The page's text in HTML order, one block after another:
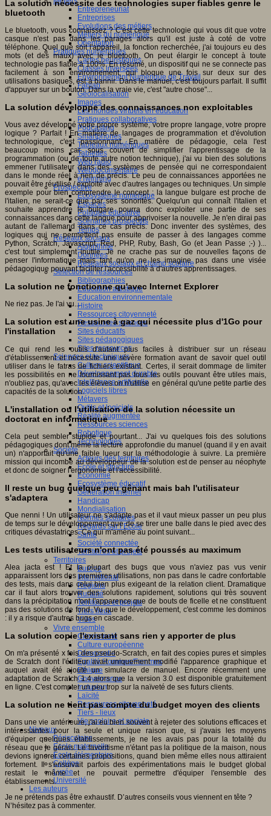
Entrepreneuriat
Entreprises
Evolutions des métiers
Métiers du numérique
Orientation
Pratiques numériques
Cartes heuristiques
Classes inversées
Environnement Numérique de Travail
Fablab
Géolocalisation
Images
Les mondes virtuels en éducation
Pratiques collaboratives
Podcasting
Smartphones
Tableaux numériques
Tablettes
Web radio
Webdocumentaire
eTwinning
Prospective
Ecosystème numérique
Espaces
Politique éducative
Scénarios prospectifs
Temps
Réseaux sociaux
Algorithme
Données
Réseaux sociaux et champ scolaire
Sélection de ressources
Bibliographies
Education artistique
Education environnementale
Histoire
Ressources citoyenneté
Ressources sciences
Sites éducatifs
Sites pédagogiques
Sites ressources
Sciences et techniques
Culture scientifique
Développement durable
Intelligence artificielle
Logiciels libres
Métavers
Outils et logiciels
Réalité augmentée
Ressources sciences
Robotique
Technologies
Société
Acteurs des territoires
Ecole et structure
Economie
Ecosystème éducatif
Génération internet
Handicap
Mondialisation
Normes scolaires
Regards sur l’Ecole
Santé
Société connectée
Territoires et projets
Territoires
Europe
International
Régions
Ruralité
Territoires et projets
Tiers lieux
Villes
Vivre ensemble
Citoyenneté
Culture européenne
Démocratie
Egalité Hommes/Femmes
Ethique
Gouvernance
Inclusion
Laïcité
Ressources citoyenneté
Tiers - lieux
Vie scolaire et sociale
Niveaux
Périscolaire
Ecole maternelle
Ecole élémentaire
Collège
Lycée
Université
Les auteurs
La solution nécessite des technologies super fiables genre le
bluetooth
Le bluetooth, vous connaissez ? C'est cette technologie qui vous dit que votre
casque n'est pas dans les parages alors qu'il est juste à coté de votre
téléphone. Quel que soit l'appareil, la fonction recherchée, j'ai toujours eu des
mots (et des maux) avec le bluetooth. On peut élargir le concept à toute
technologie pas fiable à 100%. En résumé, un dispositif qui ne se connecte pas
facilement à son environnement, qui bloque une fois sur deux sur des
utilisations basiques, est à bannir. Dans le manuel, c'est toujours parfait. Il suffit
d'appuyer sur un bouton. Dans la vraie vie, c'est "autre chose"...
La solution développe des connaissances non exploitables
Vous avez développé votre propre système, votre propre langage, votre propre
logique ? Parfait ! En matière de langages de programmation et d'évolution
technologique, c'est passionnant. En matière de pédagogie, cela l'est
beaucoup moins car, sous couvert de simplifier l'apprentissage de la
programmation (ou de toute autre notion technique), j'ai vu bien des solutions
emmener l'utilisateur dans des systèmes de pensée qui ne correspondaient
dans le monde réel à rien de précis. Le peu de connaissances apportées ne
pouvait être réutilisé / exploité avec d'autres langages ou techniques. Un simple
exemple pour bien comprendre le concept : la langue bulgare est proche de
l'italien, ne serait-ce que par ses sonorités. Quelqu'un qui connaît l'italien et
souhaite apprendre le bulgare pourra donc exploiter une partie de ses
connaissances dans cette langue pour apprivoiser la nouvelle. Je n'en dirai pas
autant de l'allemand dans ce cas précis. Donc inventer des systèmes, des
logiques qui ne permettent pas ensuite de passer à des langages comme
Python, Scratch, Javascript, Red, PHP, Ruby, Bash, Go (et Jean Passe ;-) )...
c'est tout simplement inutile. Je ne crache pas sur de nouvelles façons de
penser l'informatique mais tant qu'on ne les imagine pas dans une visée
pédagogique pouvant faciliter l'accessibilité à d'autres apprentissages.
La solution ne fonctionne qu'avec Internet Explorer
Ne riez pas. Je l'ai vu...
La solution est une usine à gaz qui nécessite plus d'1Go pour
l'installation
Ce qui rend les outils d'autant plus faciles à distribuer sur un réseau
d'établissement et nécessite une sévère formation avant de savoir quel outil
utiliser dans le fatras de fichiers existant. Certes, il serait dommage de limiter
les possibilités en ne fournissant pas tous les outils pouvant être utiles mais,
n'oubliez pas, qu'avec les élèves on n'utilise en général qu'une petite partie des
capacités de la solution.
L'installation ou l'utilisation de la solution nécessite un
doctorat en informatique
Cela peut sembler stupide et pourtant... J'ai vu quelques fois des solutions
pédagogiques dont même la lecture approfondie du manuel (quand il y en avait
un) n'apportait qu'une faible lueur sur la méthodologie à suivre. La première
mission qui incombe au développeur de la solution est de penser au néophyte
et donc de soigner l'ergonomie et l'accessibilité.
Il reste un bug quelque peu gênant mais bah l'utilisateur
s'adaptera
Que nenni ! Un utilisateur ne s'adapte pas et il vaut mieux passer un peu plus
de temps sur le développement que de se tirer une balle dans le pied avec des
critiques dévastatrices. Ce qui m'amène au point suivant...
Les tests utilisateurs n'ont pas été poussés au maximum
Alea jacta est ! Et la plupart des bugs que vous n'aviez pas vus venir
apparaissent lors des premières utilisations, non pas dans le cadre confortable
des tests, mais dans celui bien plus exigeant de la relation client. Dramatique
car il faut alors trouver des solutions rapidement, solutions qui très souvent
dans la précipitation n'ont l'apparence que de bouts de ficelle et ne constituent
pas des solutions de fond. Vu que le développement, c'est comme les dominos
: il y a risque d'autres bugs en cascade.
La solution copie l'existant sans rien y apporter de plus
On m'a présenté x fois des pseudo-Scratch, en fait des copies pures et simples
de Scratch dont l'éditeur avait uniquement modifié l'apparence graphique et
auquel avait été ajouté un simulacre de manuel. Encore récemment une
adaptation de Scratch 1.4 alors que la version 3.0 est disponible gratuitement
en ligne. C'est compter un peu trop sur la naïveté de ses futurs clients.
La solution ne tient pas compte du budget moyen des clients
Dans une vie antérieure, j'ai eu bien souvent à rejeter des solutions efficaces et
intéressantes pour la seule et unique raison que, si j'avais les moyens
d'équiper quelques établissements, je ne les avais pas pour la totalité du
réseau que je gérais. Le favoritisme n'étant pas la politique de la maison, nous
devions ignorer certaines propositions, quand bien même elles nous attiraient
fortement. Il s'ensuivait parfois des expérimentations mais le budget global
restait le même et ne pouvait permettre d'équiper l'ensemble des
établissements.
Je ne prétends pas être exhaustif. D’autres conseils vous viennent en tête ?
N’hésitez pas à commenter.